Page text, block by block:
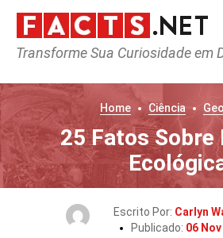
Transforme Sua Curiosidade em
Home Ciência
25 Fatos Sobre
Escrito Por: Carlyn
Publicado: 06